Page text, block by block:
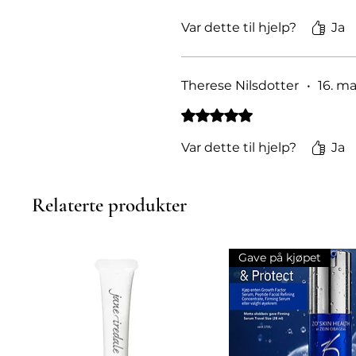
Var dette til hjelp? Ja
Therese Nilsdotter • 16.
Gitt 5 av 5 stjerner.
Var dette til hjelp? Ja
Relaterte produkter
Gave på kjøpet